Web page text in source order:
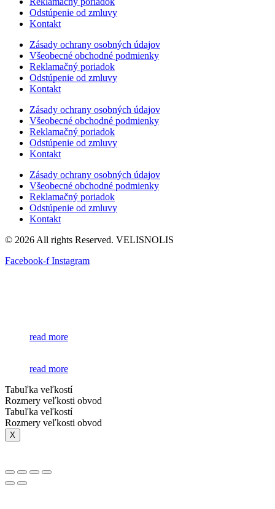
Odstúpenie od zmluvy
Kontakt
Zásady ochrany osobných údajov
Všeobecné obchodné podmienky
Reklamačný poriadok
Odstúpenie od zmluvy
Kontakt
Zásady ochrany osobných údajov
Všeobecné obchodné podmienky
Reklamačný poriadok
Odstúpenie od zmluvy
Kontakt
Zásady ochrany osobných údajov
Všeobecné obchodné podmienky
Reklamačný poriadok
Odstúpenie od zmluvy
Kontakt
© 2026 All rights Reserved. VELISNOLIS
Facebook-f Instagram
read more
read more
Tabuľka veľkostí
Rozmery veľkosti obvod
Tabuľka veľkostí
Rozmery veľkosti obvod
X